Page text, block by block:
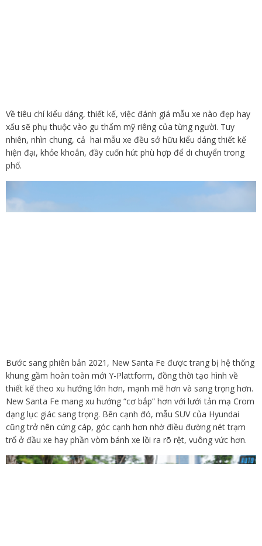
Về tiêu chí kiểu dáng, thiết kế, việc đánh giá mẫu xe nào đẹp hay
xấu sẽ phụ thuộc vào gu thẩm mỹ riêng của từng người. Tuy
nhiên, nhìn chung, cả hai mẫu xe đều sở hữu kiểu dáng thiết kế
hiện đại, khỏe khoắn, đầy cuốn hút phù hợp để di chuyển trong
phố.
Bước sang phiên bản 2021, New Santa Fe được trang bị hệ thống
khung gầm hoàn toàn mới Y-Plattform, đồng thời tạo hình về
thiết kế theo xu hướng lớn hơn, mạnh mẽ hơn và sang trọng hơn.
New Santa Fe mang xu hướng “cơ bắp” hơn với lưới tản mạ Crom
dạng lục giác sang trọng. Bên cạnh đó, mẫu SUV của Hyundai
cũng trở nên cứng cáp, góc cạnh hơn nhờ điều đường nét trạm
trổ ở đầu xe hay phần vòm bánh xe lồi ra rõ rệt, vuông vức hơn.